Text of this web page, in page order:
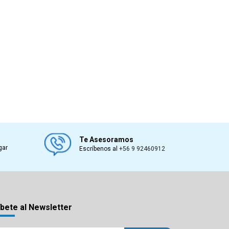
Te Asesoramos
Escríbenos al+56 9 92460912
al Newsletter